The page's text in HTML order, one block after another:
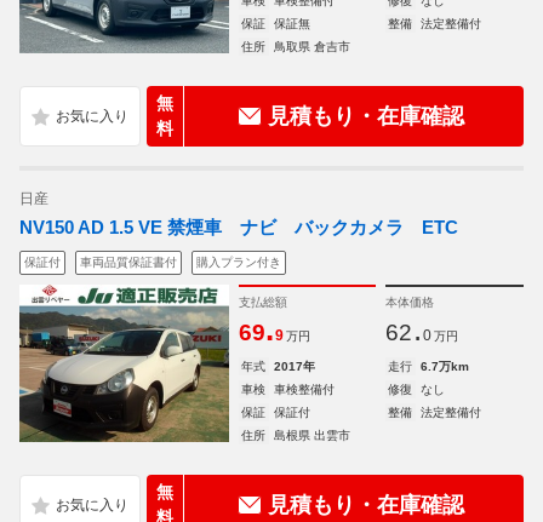
保証
保証無 整備
法定整備付
住所
鳥取県 倉吉市
無
料
見積もり・在庫確認
日産
NV150 AD 1.5 VE 禁煙車 ナビ バックカメラ ETC
保証付 車両品質保証書付 購入プラン付き
支払総額
69.9 万円
本体価格
62. 0 万円
年式 2017年 走行
6.7万km
車検
車検整備付 修復
なし
保証
保証付 整備
法定整備付
住所
島根県 出雲市
無
料
見積もり・在庫確認